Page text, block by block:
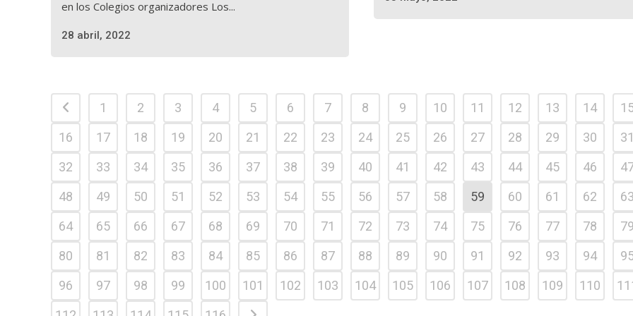
en los Colegios organizadores Los...
28 abril, 2022
1 2 3 4 5 6 7 8 9 10 11 12 13 14
16
17 18 19 20 21 22 23 24 25 26 27 28 29 30
31
32
33 34 35 36 37 38 39 40 41 42 43 44 45 46
48
49 50 51 52 53 54 55 56 57 58 59 60 61 62
63
64
65 66 67 68 69 70 71 72 73 74 75 76 77 78
79
80
81 82 83 84 85 86 87 88 89 90 91 92 93 94
96
97 98 99 100 101 102 103 104 105 106 107 108 109 110